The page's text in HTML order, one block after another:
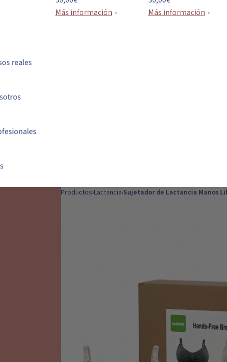
Más información
Más información
reales
Productos Lactancia Sujetador de Lactancia Manos